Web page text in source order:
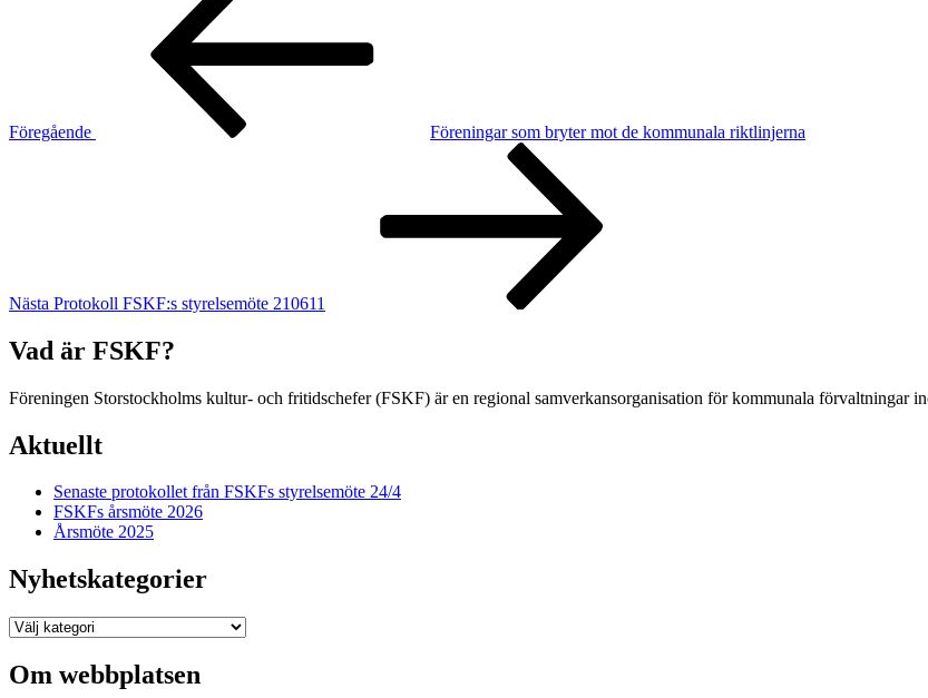
Föregående
Föreningar som bryter mot de kommunala riktlinjerna
Nästa Protokoll FSKF:s styrelsemöte 210611
Vad är FSKF?
Föreningen Storstockholms kultur- och fritidschefer (FSKF) är en regional samverkansorganisation för kommunala förvaltningar
Aktuellt
Senaste protokollet från FSKFs styrelsemöte 24/4
FSKFs årsmöte 2026
Årsmöte 2025
Nyhetskategorier
Nyhetskategorier
Om webbplatsen